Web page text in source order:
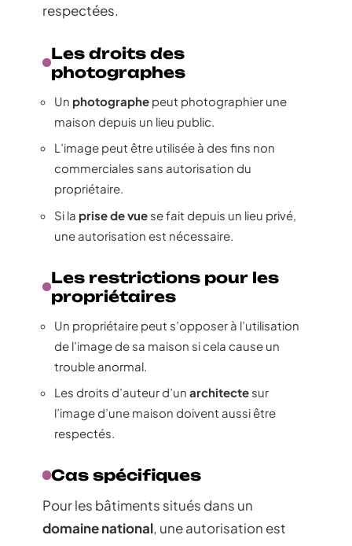
respectées.
Les droits des
photographes
Un photographe peut photographier une
maison depuis un lieu public.
L’image peut être utilisée à des fins non
commerciales sans autorisation du
propriétaire.
Si la prise de vue se fait depuis un lieu privé,
une autorisation est nécessaire.
Les restrictions pour les
propriétaires
Un propriétaire peut s’opposer à l’utilisation
de l’image de sa maison si cela cause un
trouble anormal.
Les droits d’auteur d’un architecte sur
l’image d’une maison doivent aussi être
respectés.
Cas spécifiques
Pour les bâtiments situés dans un
domaine national, une autorisation est